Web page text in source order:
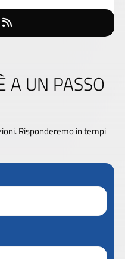
A UN PASSO
Risponderemo in tempi